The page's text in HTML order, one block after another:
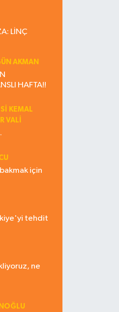
LİNÇ
AKMAN
HAFTA!!
KEMAL
VALİ
için
tehdit
ne